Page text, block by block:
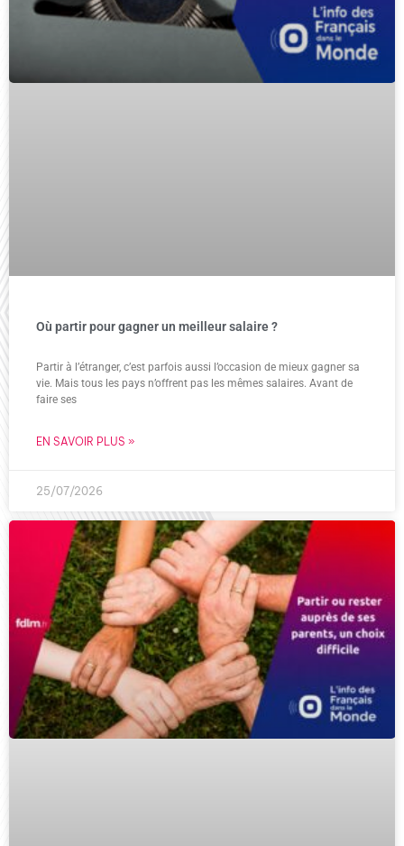
Où partir pour gagner un meilleur salaire ?
Partir à l’étranger, c’est parfois aussi l’occasion de mieux gagner sa
vie. Mais tous les pays n’offrent pas les mêmes salaires. Avant de
faire ses
EN SAVOIR PLUS »
25/07/2026